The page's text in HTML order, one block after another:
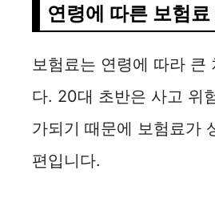
연령에 따른 보험료
보험료는 연령에 따라 큰
다. 20대 초반은 사고 위
가되기 때문에 보험료가
편입니다.